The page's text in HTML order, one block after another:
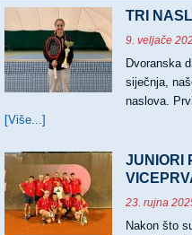
TRI
9. veljače
Dvoranska
siječnja,
naslova.
[Više...]
NASLOVA
HRVATSKIH
PRVAKA
JUNIORI
23. rujna
Nakon što